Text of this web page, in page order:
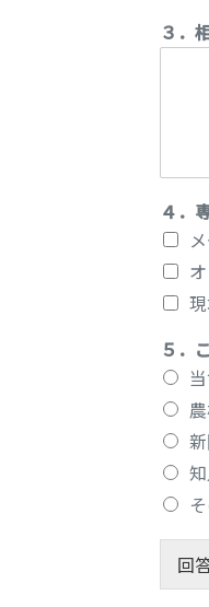
３．
４．
５．
回